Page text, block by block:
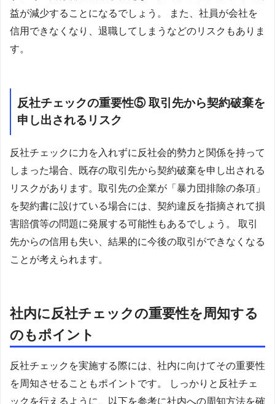
益が減少することになるでしょう。 また、社員が会社を
信用できなくなり、退職してしまうなどのリスクもありま
す。
反社チェックの重要性⑤ 取引先から契約破棄を
申し出されるリスク
反社チェックに力を入れずに反社会的勢力と関係を持って
しまった場合、既存の取引先から契約破棄を申し出される
リスクがあります。取引先の企業が「暴力団排除の条項」
を契約書に設けている場合には、契約違反を指摘されて損
害賠償等の問題に発展する可能性もあるでしょう。 取引
先からの信用も失い、結果的に今後の取引ができなくなる
ことが考えられます。
社内に反社チェックの重要性を周知する
のもポイント
反社チェックを実施する際には、社内に向けてその重要性
を周知させることもポイントです。 しっかりと反社チェ
ックを行えるように、以下を参考に社内への周知方法を確